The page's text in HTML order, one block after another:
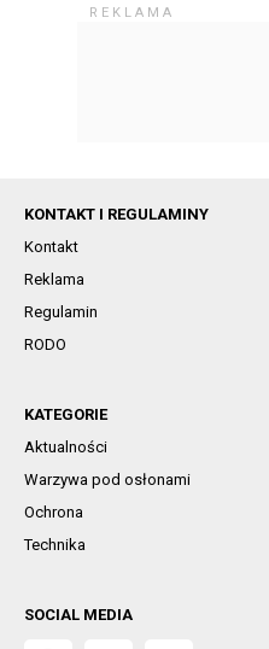
KONTAKT I REGULAMINY
Kontakt
Reklama
Regulamin
RODO
KATEGORIE
Aktualności
Warzywa pod osłonami
Ochrona
Technika
SOCIAL MEDIA